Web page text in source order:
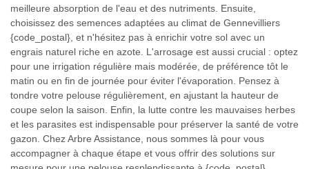
meilleure absorption de l'eau et des nutriments. Ensuite,
choisissez des semences adaptées au climat de Gennevilliers
{code_postal}, et n'hésitez pas à enrichir votre sol avec un
engrais naturel riche en azote. L'arrosage est aussi crucial : optez
pour une irrigation régulière mais modérée, de préférence tôt le
matin ou en fin de journée pour éviter l'évaporation. Pensez à
tondre votre pelouse régulièrement, en ajustant la hauteur de
coupe selon la saison. Enfin, la lutte contre les mauvaises herbes
et les parasites est indispensable pour préserver la santé de votre
gazon. Chez Arbre Assistance, nous sommes là pour vous
accompagner à chaque étape et vous offrir des solutions sur